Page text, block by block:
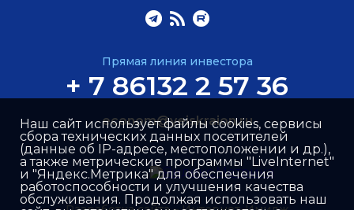
Прямая линия инвестора
+ 7 86132 2 57 36
econom@yeiskraion.ru
Наш сайт использует файлы cookies, сервисы
сбора технических данных посетителей
(данные об IP-адресе, местоположении и др.),
а также метрические программы "LiveInternet"
и "Яндекс.Метрика" для обеспечения
работоспособности и улучшения качества
обслуживания. Продолжая использовать наш